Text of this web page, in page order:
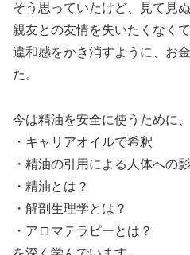
そう思っていたけど、見て見
親友との友情を失いたくなくて
違和感をかき消すように、お
た。
今は精油を安全に使うために、
・キャリアオイルで希釈
・精油の引用による人体への
・精油とは？
・解剖生理学とは？
・アロマテラピーとは？